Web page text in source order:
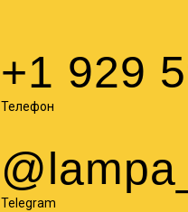
+1 929
Телефон
Telegram